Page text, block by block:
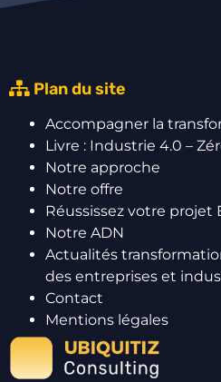
Plan du site
Accompagner la
Livre : Industrie 4.0 –
Notre approche
Notre offre
Réussissez votre projet
Notre ADN
Actualités
des entreprises et
Contact
Mentions légales